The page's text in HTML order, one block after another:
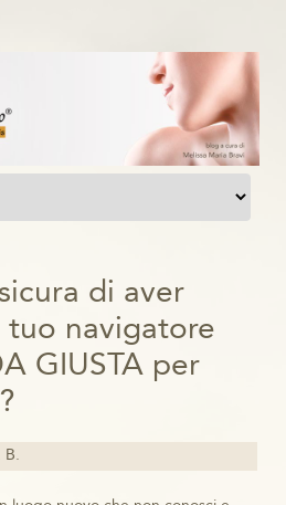
di aver
navigatore
GIUSTA per
B.